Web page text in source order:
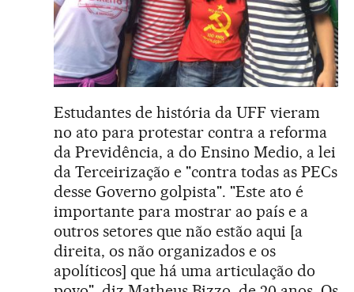
Estudantes de história da UFF vieram
no ato para protestar contra a reforma
da Previdência, a do Ensino Medio, a lei
da Terceirização e "contra todas as PECs
desse Governo golpista". "Este ato é
importante para mostrar ao país e a
outros setores que não estão aqui [a
direita, os não organizados e os
apolíticos] que há uma articulação do